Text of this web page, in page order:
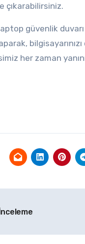
çıkarabilirsiniz.
güvenlik
her zaman